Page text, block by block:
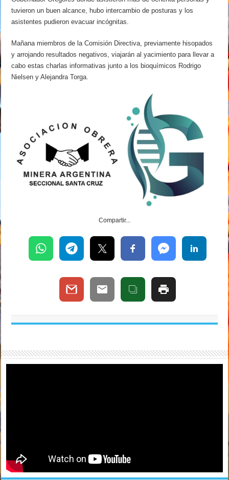
tuvieron un buen alcance, hubo intercambio de posturas y los
asistentes pudieron evacuar incógnitas.
Mañana miembros de la Comisión Directiva, previamente hisopados
y arrojando resultados negativos, viajarán al yacimiento para llevar a
cabo estas charlas informativas junto a los bioquímicos Rodrigo
Nielsen y Alejandra Torga.
Compartir...